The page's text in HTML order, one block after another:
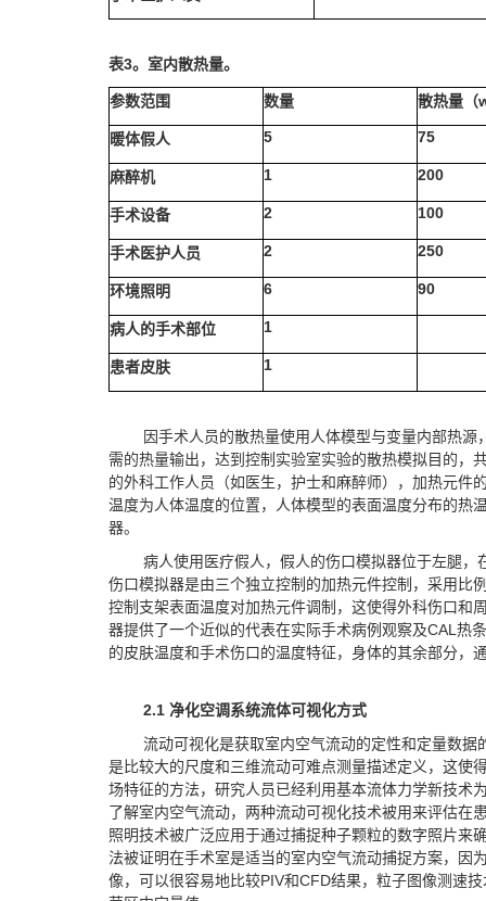
表3。室内散热量。
参数范围 数量 散热量（
暖体假人 5 75
麻醉机 1 200
手术设备 2 100
手术医护人员 2 250
环境照明 6 90
病人的手术部位 1
患者皮肤 1
因手术人员的散热量使用人体模型与变量内部热
需的热量输出，达到控制实验室实验的散热模拟目的，
的外科工作人员（如医生，护士和麻醉师），加热元件
温度为人体温度的位置，人体模型的表面温度分布的热
器。
病人使用医疗假人，假人的伤口模拟器位于左腿，
伤口模拟器是由三个独立控制的加热元件控制，采用比
控制支架表面温度对加热元件调制，这使得外科伤口和
器提供了一个近似的代表在实际手术病例观察及CAL热
的皮肤温度和手术伤口的温度特征，身体的其余部分，
2.1 净化空调系统流体可视化方式
流动可视化是获取室内空气流动的定性和定量数据
是比较大的尺度和三维流动可难点测量描述定义，这使
场特征的方法，研究人员已经利用基本流体力学新技术
了解室内空气流动，两种流动可视化技术被用来评估在
照明技术被广泛应用于通过捕捉种子颗粒的数字照片来
法被证明在手术室是适当的室内空气流动捕捉方案，因
像，可以很容易地比较PIV和CFD结果，粒子图像测速